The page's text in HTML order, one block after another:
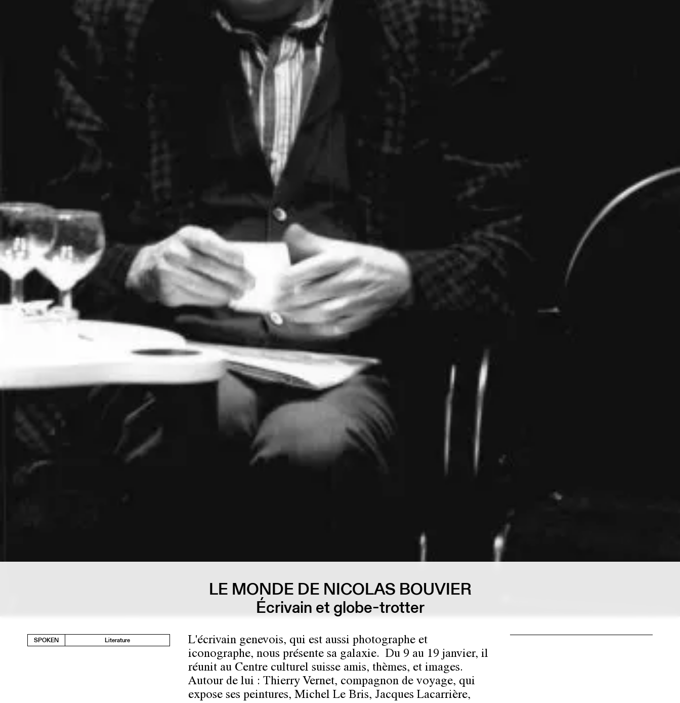
LE MONDE DE NICOLAS BOUVIER
Écrivain et globe-trotter
SPOKEN Literature
L'écrivain genevois, qui est aussi photographe et
iconographe, nous présente sa galaxie. Du 9 au 19 janvier, il
réunit au Centre culturel suisse amis, thèmes, et images.
Autour de lui : Thierry Vernet, compagnon de voyage, qui
expose ses peintures, Michel Le Bris, Jacques Lacarrière,